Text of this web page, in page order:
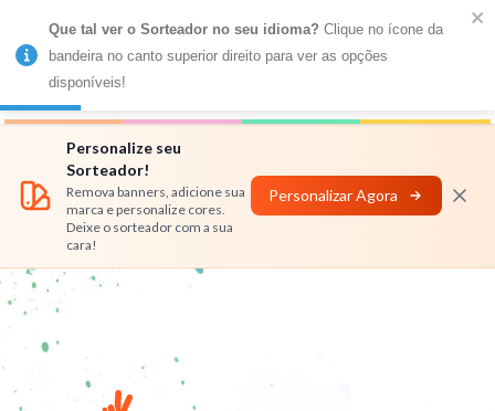
MENU
Números
Personalize seu
Sorteador!
Remova banners, adicione sua
marca e personalize cores.
Deixe o sorteador com a sua
cara!
Personalizar Agora
Que tal ver o Sorteador no seu idioma? Clique no ícone da
bandeira no canto superior direito para ver as opções
disponíveis!